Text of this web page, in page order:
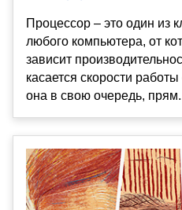
Процессор – это один из
любого компьютера, от
зависит
касается скорости
она в свою очередь,